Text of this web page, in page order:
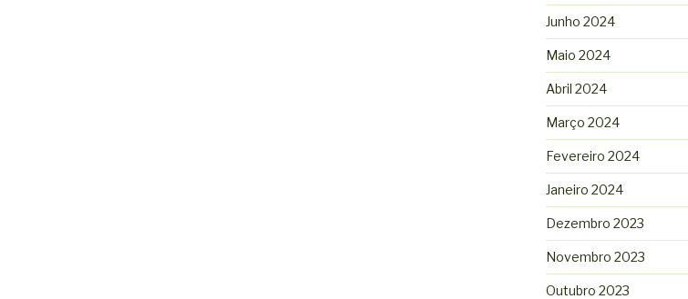
Junho 2024
Maio 2024
Abril 2024
Março 2024
Fevereiro 2024
Janeiro 2024
Dezembro 2023
Novembro 2023
Outubro 2023